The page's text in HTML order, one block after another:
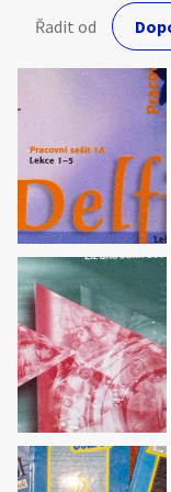
Řadit od
Hledat v textu
Nabídka/poptávka